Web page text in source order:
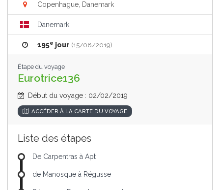
Copenhague, Danemark
Danemark
195e jour (15/08/2019)
Étape du voyage
Eurotrice136
Début du voyage : 02/02/2019
ACCÉDER À LA CARTE DU VOYAGE
Liste des étapes
De Carpentras à Apt
de Manosque à Régusse